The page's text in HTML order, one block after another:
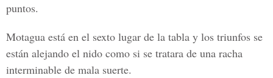
puntos.
Motagua está en el sexto lugar de la tabla y los triunfos se
están alejando el nido como si se tratara de una racha
interminable de mala suerte.